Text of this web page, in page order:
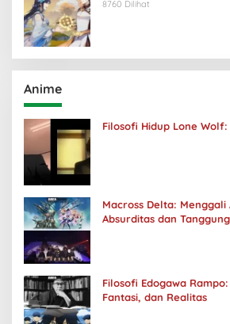
8760 Dilihat
Anime
Filosofi Hidup Lone
Macross Delta:
Absurditas dan
Filosofi Edogawa
Fantasi, dan Realitas